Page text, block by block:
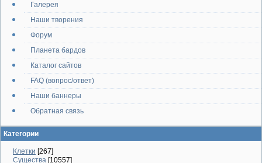
Галерея
Наши творения
Форум
Планета бардов
Каталог сайтов
FAQ (вопрос/ответ)
Наши баннеры
Обратная связь
Категории
Клетки [267]
Существа [10557]